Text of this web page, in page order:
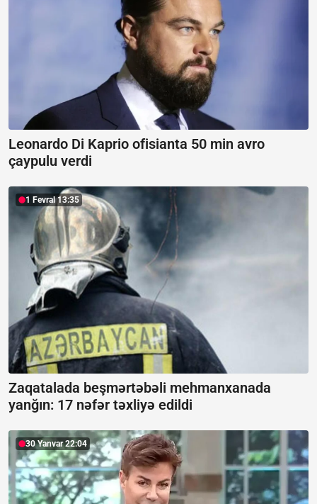
Leonardo Di Kaprio ofisianta 50 min avro
çaypulu verdi
1 Fevral 13:35
Zaqatalada beşmərtəbəli mehmanxanada
yanğın: 17 nəfər təxliyə edildi
30 Yanvar 22:04